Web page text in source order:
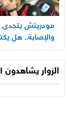
مودريتش يتحدى
والإصابة.. هل
الأخير في
المونديالية؟
الزوار يشاهدون